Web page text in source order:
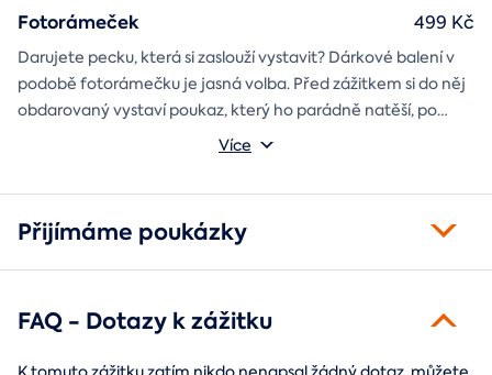
Fotorámeček
Darujete pecku, která si zaslouží vystavit? Dárkové balení v
podobě fotorámečku je jasná volba. Před zážitkem si do něj
obdarovaný vystaví poukaz, který ho parádně natěší, po
absolvování do rámečku poputuje fotka ze zážitku, která při
Můžete vybrat z motivů balónový, tunelový a univerzální
Více
499 Kč
Přijímáme poukázky
FAQ - Dotazy k zážitku